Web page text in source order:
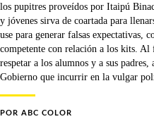
los pupitres proveídos por Itaipú
y jóvenes sirva de coartada para
use para generar falsas expectativas,
competente con relación a los kits.
respetar a los alumnos y a sus
Gobierno que incurrir en la vulgar
POR ABC COLOR